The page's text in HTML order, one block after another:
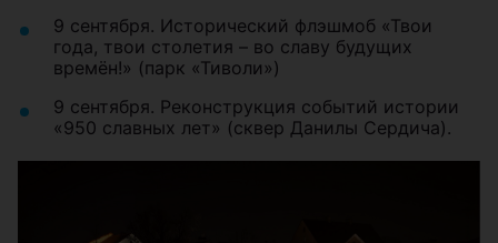
9 сентября. Исторический флэшмоб «Твои
года, твои столетия – во славу будущих
времён!» (парк «Тиволи»)
9 сентября. Реконструкция событий истории
«950 славных лет» (сквер Данилы Сердича).